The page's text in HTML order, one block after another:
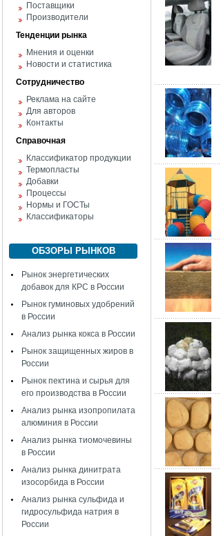
Поставщики
Производители
Тенденции рынка
Мнения и оценки
Новости и статистика
Сотрудничество
Реклама на сайте
Для авторов
Контакты
Справочная
Классификатор продукции
Термопласты
Добавки
Процессы
Нормы и ГОСТы
Классификаторы
ОБЗОРЫ РЫНКОВ
Рынок энергетических
добавок для КРС в России
Рынок гуминовых удобрений
в России
Анализ рынка кокса в России
Рынок защищенных жиров в
России
Рынок пектина и сырья для
его производства в России
Анализ рынка изопропилата
алюминия в России
Анализ рынка тиомочевины
в России
Анализ рынка динитрата
изосорбида в России
Анализ рынка сульфида и
гидросульфида натрия в
России